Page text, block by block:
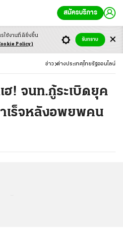
สมัครบริการ
ข่าว ต่างประเทศ ไทยรัฐออนไลน์
ฮ! จนท.กู้ระเบิดยุค
เร็จหลังอพยพคน
ใช้งานที่ดียิ่งขึ้น
Policy)
รับทราบ